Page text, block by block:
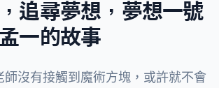
追尋夢想，夢想一號
一的故事
沒有接觸到魔術方塊，或許就不會